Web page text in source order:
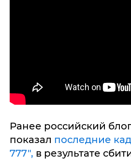
Ранее российский
показал последние
777", в результате